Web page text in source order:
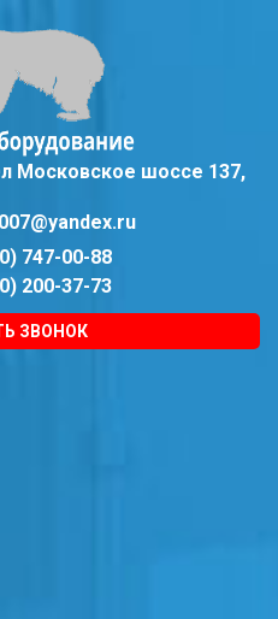
Московское шоссе 137,
747-00-88
200-37-73
ЗВОНОК